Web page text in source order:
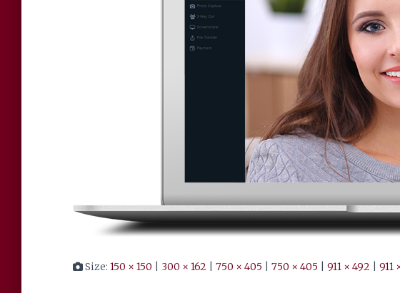
Size: 150 × 150 300 × 162 750 × 405 750 × 405 911 × 492 911